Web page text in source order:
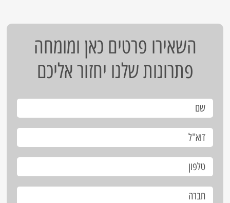
השאירו פרטים כאן ומומחה
פתרונות שלנו יחזור אליכם